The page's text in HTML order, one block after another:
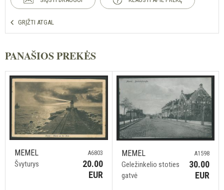
GRĮŽTI ATGAL
PANAŠIOS PREKĖS
MEMEL
Švyturys
A6803
20.00
EUR
MEMEL
Geležinkelio stoties
gatvė
A1598
30.00
EUR